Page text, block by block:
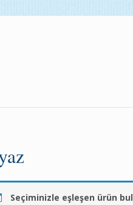
Seçiminizle eşleşen ürün